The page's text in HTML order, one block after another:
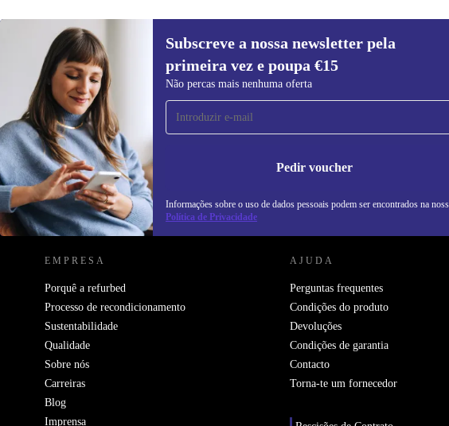
Subscreve a nossa newsletter pela
primeira vez e poupa €15
Não percas mais nenhuma oferta
Pedir voucher
Informações sobre o uso de dados pessoais podem ser encontrados na
Política de Privacidade
Subscreve a nossa newsletter pela
primeira vez e poupa 15€!
Não percas mais nenhuma oferta.
Informações sobre o uso
REFURBED PORTUGAL - RETHINK NEW.
EMPRESA
Porquê a refurbed
Processo de recondicionamento
Sustentabilidade
Qualidade
Sobre nós
Carreiras
Blog
Imprensa
AJUDA
Perguntas frequentes
Condições do produto
Devoluções
Condições de garantia
Contacto
Torna-te um fornecedor